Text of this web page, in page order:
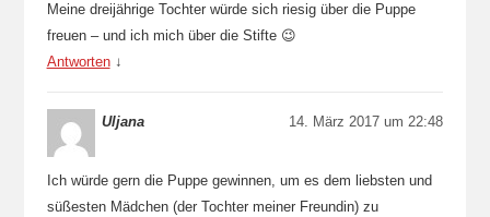
Meine dreijährige Tochter würde sich riesig über die Puppe
freuen – und ich mich über die Stifte 😉
Antworten ↓
Uljana 14. März 2017 um 22:48
Ich würde gern die Puppe gewinnen, um es dem liebsten und
süßesten Mädchen (der Tochter meiner Freundin) zu